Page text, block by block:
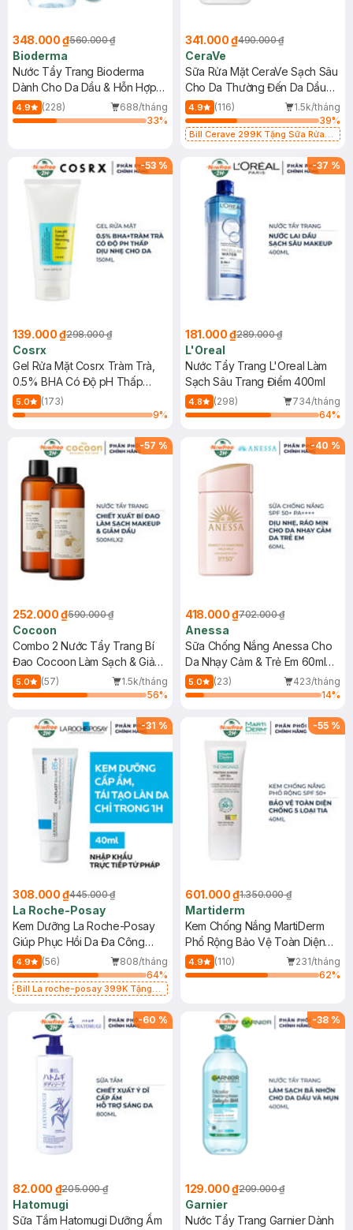
348.000 ₫560.000 ₫
Bioderma
Nước Tẩy Trang Bioderma
Dành Cho Da Dầu & Hỗn Hợp
500ml
4.9 (228)
688/tháng
33%
341.000 ₫490.000 ₫
CeraVe
Sữa Rửa Mặt CeraVe Sạch Sâu
Cho Da Thường Đến Da Dầu
473ml
4.9 (116)
1.5k/tháng
39%
Bill Cerave 299K Tặng Sữa Rửa
-53 %
139.000 ₫298.000 ₫
Cosrx
Gel Rửa Mặt Cosrx Tràm Trà,
0.5% BHA Có Độ pH Thấp
150ml
5.0
(173)
9%
-37 %
181.000 ₫289.000 ₫
L'Oreal
Nước Tẩy Trang L'Oreal Làm
Sạch Sâu Trang Điểm 400ml
4.8 (298)
734/tháng
64%
-57 %
252.000 ₫590.000 ₫
Cocoon
Combo 2 Nước Tẩy Trang Bí
Đao Cocoon Làm Sạch & Giảm
Dầu 500ml
5.0 (57)
1.5k/tháng
56%
-40 %
418.000 ₫702.000 ₫
Anessa
Sữa Chống Nắng Anessa Cho
Da Nhạy Cảm & Trẻ Em 60ml
(Mới)
5.0 (23)
423/tháng
14%
-31 %
308.000 ₫445.000 ₫
La Roche-Posay
Kem Dưỡng La Roche-Posay
Giúp Phục Hồi Da Đa Công
Dụng 40ml
4.9 (56)
808/tháng
64%
Bill La roche-posay 399K Tặng
(SL có hạn)
-55 %
601.000 ₫1.350.000 ₫
Martiderm
Kem Chống Nắng MartiDerm
Phổ Rộng Bảo Vệ Toàn Diện
40ml
4.9 (110)
231/tháng
62%
-60 %
82.000 ₫205.000 ₫
Hatomugi
Sữa Tắm Hatomugi Dưỡng Ẩm
-38 %
129.000 ₫209.000 ₫
Garnier
Nước Tẩy Trang Garnier Dành